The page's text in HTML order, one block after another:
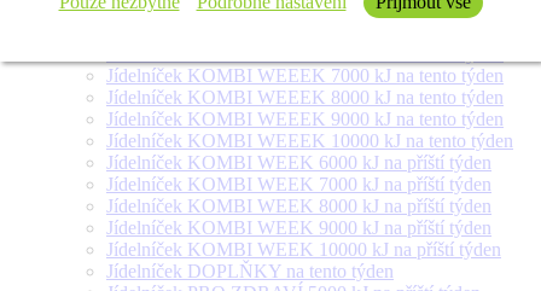
týden
Jídelníček KOMBI WEEEK 7000 kJ na tento týden
Jídelníček KOMBI WEEEK 8000 kJ na tento týden
Jídelníček KOMBI WEEEK 9000 kJ na tento týden
Jídelníček KOMBI WEEEK 10000 kJ na tento týden
Jídelníček KOMBI WEEK 6000 kJ na příští týden
Jídelníček KOMBI WEEK 7000 kJ na příští týden
Jídelníček KOMBI WEEK 8000 kJ na příští týden
Jídelníček KOMBI WEEK 9000 kJ na příští týden
Jídelníček KOMBI WEEK 10000 kJ na příští týden
Jídelníček DOPLŇKY na tento týden